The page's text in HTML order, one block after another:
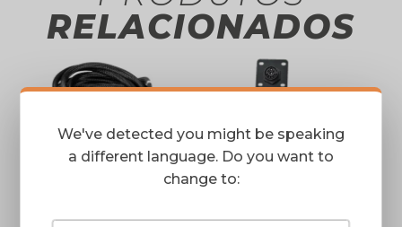
RELACIONADOS
We've detected you might be speaking
a different language. Do you want to
change to: